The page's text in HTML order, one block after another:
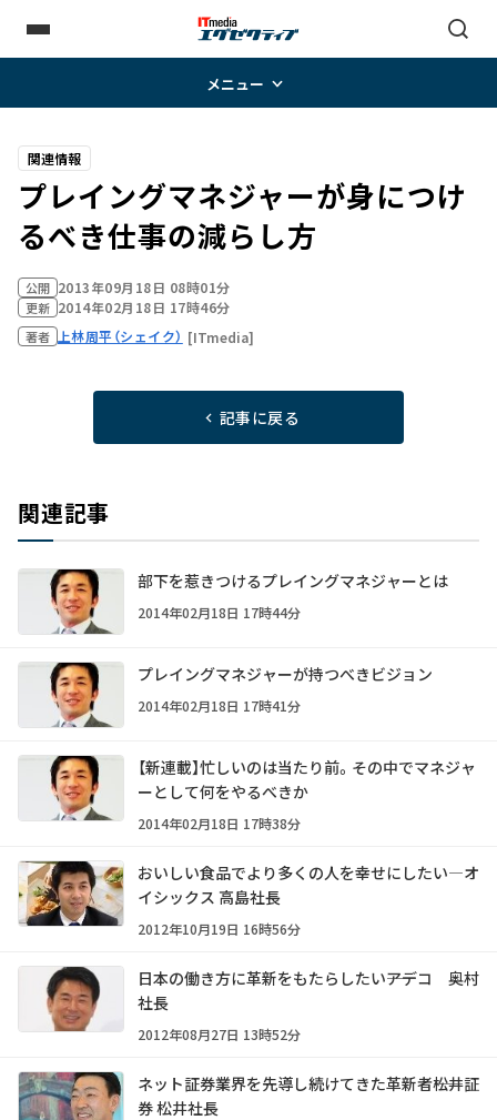
メニュー
関連情報
プレイングマネジャーが身につけ
るべき仕事の減らし方
公開 2013年09月18日 08時01分
更新 2014年02月18日 17時46分
著者 上林周平（シェイク） [ITmedia]
記事に戻る
関連記事
部下を惹きつけるプレイングマネジャーとは
2014年02月18日 17時44分
プレイングマネジャーが持つべきビジョン
2014年02月18日 17時41分
【新連載】忙しいのは当たり前。その中でマネジャ
ーとして何をやるべきか
2014年02月18日 17時38分
おいしい食品でより多くの人を幸せにしたい―オ
イシックス 高島社長
2012年10月19日 16時56分
日本の働き方に革新をもたらしたい――アデコ 奥村
社長
2012年08月27日 13時52分
ネット証券業界を先導し続けてきた革新者――松井証
券 松井社長